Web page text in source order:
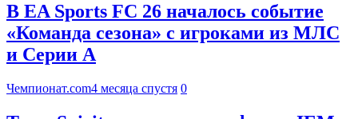
В EA Sports FC 26 началось событие
«Команда сезона» с игроками из МЛС
и Серии А
Чемпионат.com4 месяца спустя 0